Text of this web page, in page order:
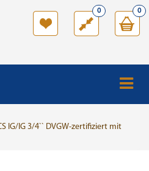
0
0
IG/IG 3/4`` DVGW-zertifiziert mit